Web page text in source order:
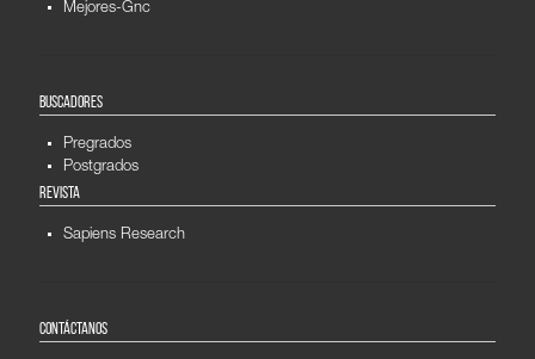
Mejores-Gnc
BUSCADORES
Pregrados
Postgrados
REVISTA
Sapiens Research
CONTÁCTANOS